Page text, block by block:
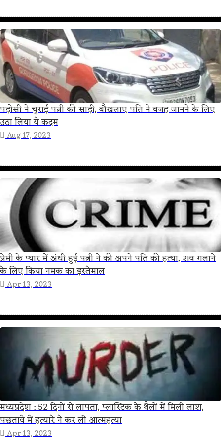
पड़ोसी ने चुराई पत्नी की साड़ी, बौखलाए पति ने वजह जानने के लिए
उठा लिया ये कदम
Aug 17, 2023
प्रेमी के प्यार में अंधी हुई पत्नी ने की अपने पति की हत्या, शव गलाने
के लिए किया नमक का इस्तेमाल
Apr 13, 2023
मध्यप्रदेश : 52 दिनों से लापता, प्लास्टिक के थैलों में मिली लाश,
पछतावे में हत्‍यारे ने कर ली आत्‍महत्‍या
Apr 13, 2023